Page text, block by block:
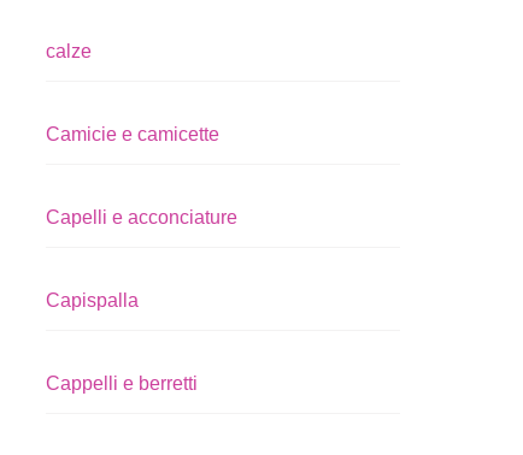
calze
Camicie e camicette
Capelli e acconciature
Capispalla
Cappelli e berretti